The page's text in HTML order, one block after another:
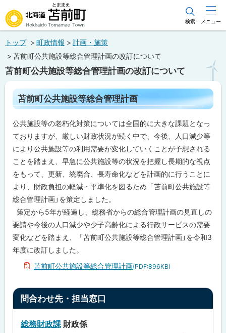
文
メ
ュ
北海道苫前町
Hokkaido Tomamae Town
検索 メニュー
トップ 町政情報
計画・施策
苫前町公共施設等総合管理計画の改訂について
苫前町公共施設等総合管理計画の改訂について
ペ
ー
ジ
内
目
次
苫
町
公
共
施
設
等
総
合
管
理
計
画
わ
先
担
苫前町公共施設等総合管理計画
公共施設等の老朽化対策については全国的に大きな課題となっ
ておりますが、厳しい財政状況が続く中で、今後、人口減少等
により公共施設等の利用需要が変化していくことが予想される
ことを踏まえ、早急に公共施設等の状況を把握し長期的な視点
をもって、更新、統廃合、長寿命化などを計画的に行うことに
より、財政負担の軽減・平準化を図るため「苫前町公共施設等
総合管理計画」を策定しました。
策定から5年が経過し、総務省からの総合管理計画の見直しの
要請や今後の人口減少や少子高齢化による行政サービスの需要
変化などを踏まえ、「苫前町公共施設等総合管理計画」を令和3
年度に改訂しました。
苫前町公共施設等総合管理計画(PDF:896KB)
ト
問合わせ先・担当窓口
総務財政課 財政係